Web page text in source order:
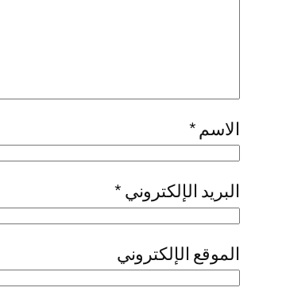
الاسم *
البريد الإلكتروني *
الموقع الإلكتروني